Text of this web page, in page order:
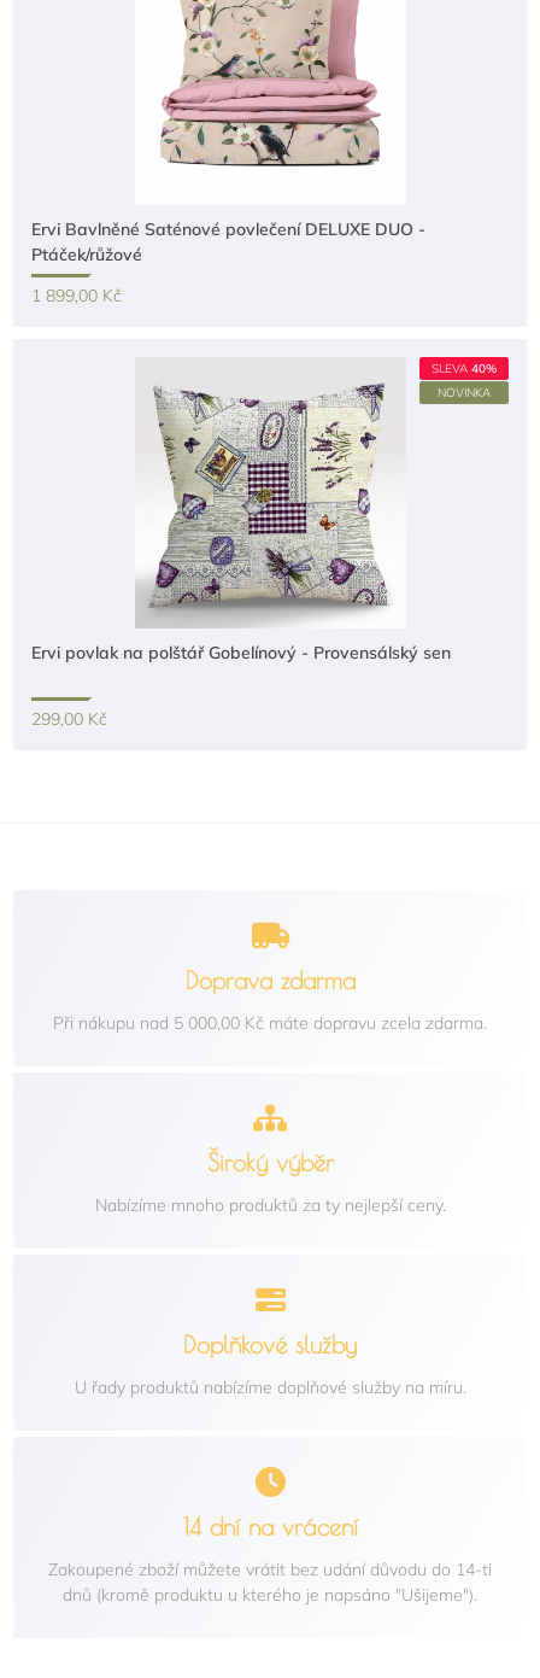
Ervi Bavlněné Saténové povlečení DELUXE DUO -
Ptáček/růžové
1 899,00 Kč
SLEVA 40%
NOVINKA
Ervi povlak na polštář Gobelínový - Provensálský sen
299,00 Kč
Doprava zdarma
Při nákupu nad 5 000,00 Kč máte dopravu zcela zdarma.
Široký výběr
Nabízíme mnoho produktů za ty nejlepší ceny.
Doplňkové služby
U řady produktů nabízíme doplňové služby na míru.
14 dní na vrácení
Zakoupené zboží můžete vrátit bez udání důvodu do 14-ti
dnů (kromě produktu u kterého je napsáno "Ušijeme").